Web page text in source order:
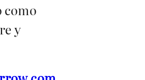
como
y